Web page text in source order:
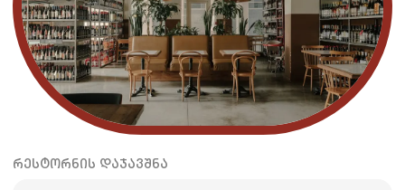
ᲠᲔᲡᲢᲝᲠᲜᲘᲡ ᲓᲐᲯᲐᲕᲨᲜᲐ